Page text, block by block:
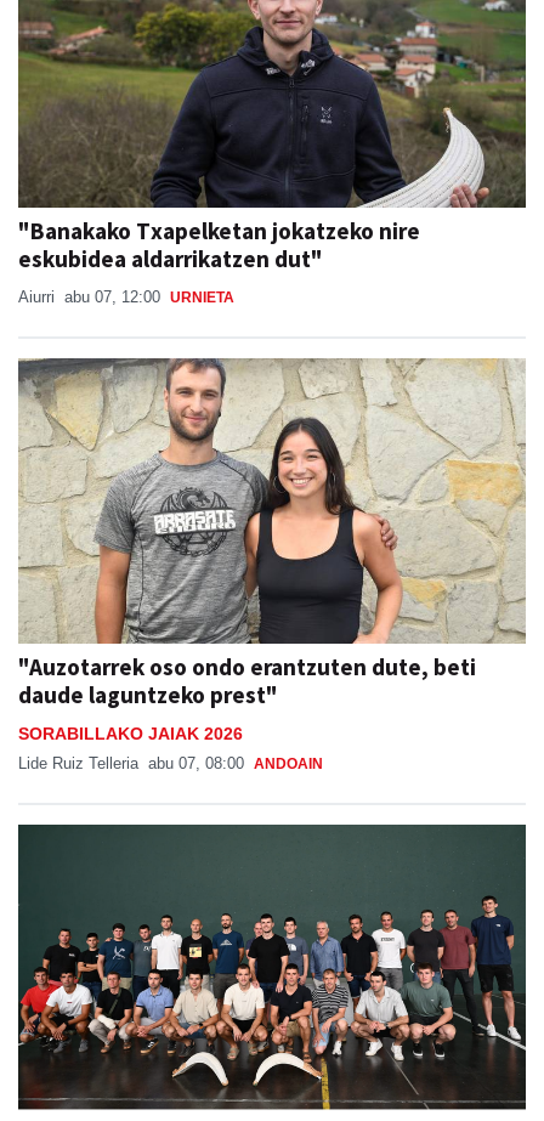
"Banakako Txapelketan jokatzeko nire
eskubidea aldarrikatzen dut"
Aiurri abu 07, 12:00 URNIETA
"Auzotarrek oso ondo erantzuten dute, beti
daude laguntzeko prest"
SORABILLAKO JAIAK 2026
Lide Ruiz Telleria abu 07, 08:00 ANDOAIN